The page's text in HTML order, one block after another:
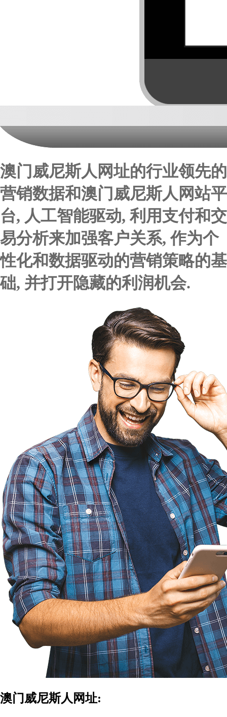
澳门威尼斯人网址的行业领先的
营销数据和澳门威尼斯人网站平
台, 人工智能驱动, 利用支付和交
易分析来加强客户关系, 作为个
性化和数据驱动的营销策略的基
础, 并打开隐藏的利润机会.
澳门威尼斯人网址: